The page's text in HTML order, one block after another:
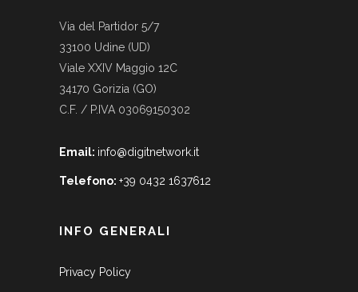
Via del Partidor 5/7
33100 Udine (UD)
Viale XXIV Maggio 12C
34170 Gorizia (GO)
C.F. / P.IVA 03069150302
Email: info@digitnetwork.it
Telefono: +39 0432 1637612
INFO GENERALI
Privacy Policy